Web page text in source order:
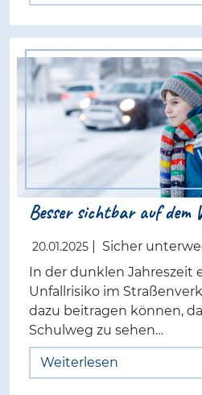
Besser sichtbar auf dem
20.01.2025
Sicher
In der dunklen Jahreszeit
Unfallrisiko im
dazu beitragen können,
Schulweg zu sehen…
Weiterlesen